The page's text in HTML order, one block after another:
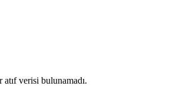
verisi bulunamadı.